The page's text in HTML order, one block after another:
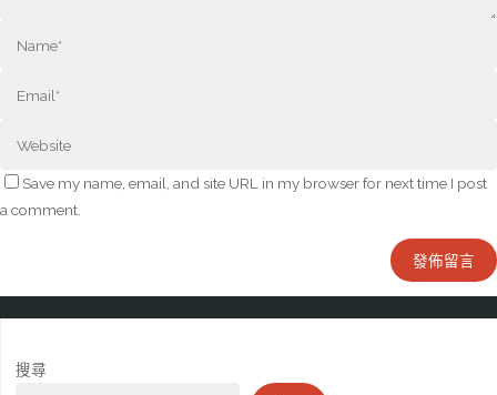
Save my name, email, and site URL in my browser for next time I post
a comment.
搜尋